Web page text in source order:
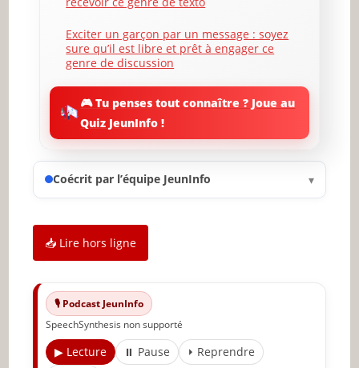
Exciter un garçon par un message : soyez
sure qu’il est libre et prêt à engager ce
genre de discussion
sente bien
Une invitation au voyage
Faites monter la température avec les émojis à
Faites des allusions et augmentez la tension au
fil du temps
Pensez-vous qu’il est prêt ?
L’amour à distance
Les sms hot et directs
🎮 Tu penses tout connaître ? Joue au
Quiz JeunInfo !
Coécrit par l’équipe JeunInfo ▾
📥 Lire hors ligne
🎙️ Podcast JeunInfo
SpeechSynthesis non supporté
▶ Lecture ⏸ Pause
⏵ Reprendre